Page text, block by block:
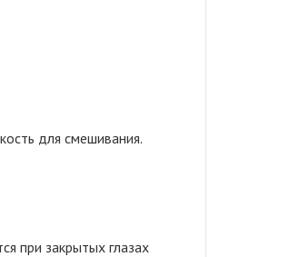
для смешивания.
при закрытых глазах